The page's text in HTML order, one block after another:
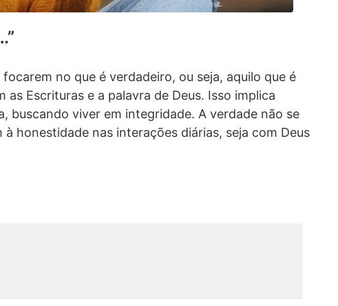
no que é verdadeiro, ou seja, aquilo que é
Escrituras e a palavra de Deus. Isso implica
buscando viver em integridade. A verdade não se
honestidade nas interações diárias, seja com Deus